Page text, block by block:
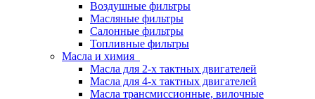
Воздушные фильтры
Масляные фильтры
Салонные фильтры
Топливные фильтры
Масла и химия
Масла для 2-х тактных двигателей
Масла для 4-х тактных двигателей
Масла трансмиссионные, вилочные